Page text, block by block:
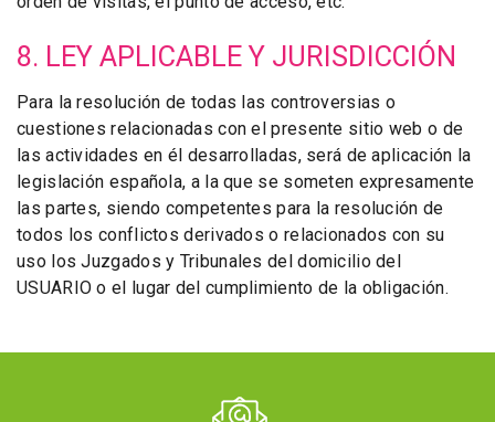
8. LEY APLICABLE Y JURISDICCIÓN
Para la resolución de todas las controversias o
cuestiones relacionadas con el presente sitio web o de
las actividades en él desarrolladas, será de aplicación la
legislación española, a la que se someten expresamente
las partes, siendo competentes para la resolución de
todos los conflictos derivados o relacionados con su
uso los Juzgados y Tribunales del domicilio del
USUARIO o el lugar del cumplimiento de la obligación.